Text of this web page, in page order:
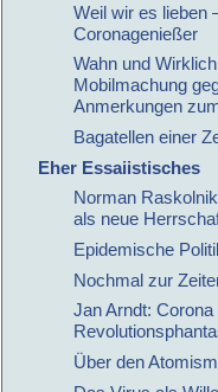
Weil wir es lieben
Coronagenießer
Wahn und
Mobilmachung
Anmerkungen
Bagatellen einer
Eher Essaiistisches
Norman
als neue
Epidemische
Nochmal zur
Jan Arndt: Corona
Über den